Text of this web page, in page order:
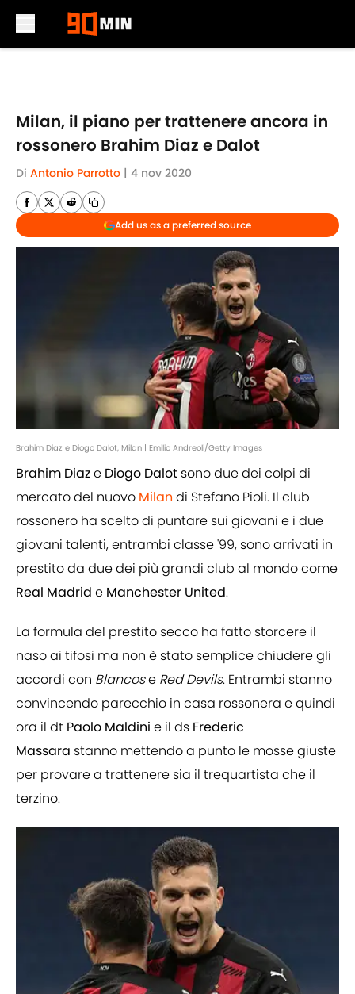
Milan, il piano per trattenere ancora in
rossonero Brahim Diaz e Dalot
Di Antonio Parrotto | 4 nov 2020
Add us as a preferred source
Brahim Diaz e Diogo Dalot, Milan | Emilio Andreoli/Getty Images
Brahim Diaze Diogo Dalot sono due dei colpi di
mercato del nuovo Milan di Stefano Pioli. Il club
rossonero ha scelto di puntare sui giovani e i due
giovani talenti, entrambi classe '99, sono arrivati in
prestito da due dei più grandi club al mondo come
Real Madrid e Manchester United.
La formula del prestito secco ha fatto storcere il
naso ai tifosi ma non è stato semplice chiudere gli
accordi con Blancose Red Devils. Entrambi stanno
convincendo parecchio in casa rossonera e quindi
ora il dt Paolo Maldini e il ds Frederic
Massara stanno mettendo a punto le mosse giuste
per provare a trattenere sia il trequartista che il
terzino.